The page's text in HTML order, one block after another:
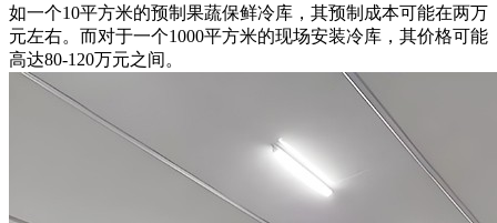
如一个10平方米的预制果蔬保鲜冷库，其预制成本可能在两万
元左右。而对于一个1000平方米的现场安装冷库，其价格可能
高达80-120万元之间。